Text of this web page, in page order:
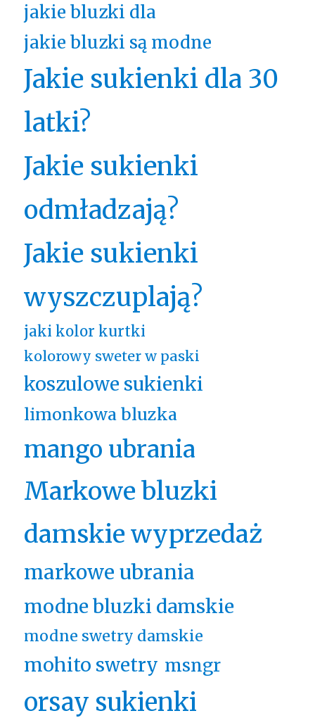
jakie bluzki dla
jakie bluzki są modne
Jakie sukienki dla 30
latki?
Jakie sukienki
odmładzają?
Jakie sukienki
wyszczuplają?
jaki kolor kurtki
kolorowy sweter w paski
koszulowe sukienki
limonkowa bluzka
mango ubrania
Markowe bluzki
damskie wyprzedaż
markowe ubrania
modne bluzki damskie
modne swetry damskie
mohito swetry msngr
orsay sukienki